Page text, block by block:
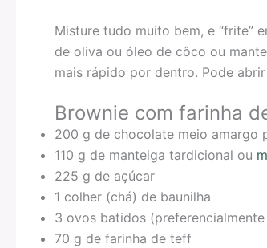
Misture tudo muito bem, e “frite”
de oliva ou óleo de côco ou
mais rápido por dentro. Pode
Brownie com farinha
200 g de chocolate meio amargo
110 g de manteiga tardicional ou
225 g de açúcar
1 colher (chá) de baunilha
3 ovos batidos
70 g de farinha de teff